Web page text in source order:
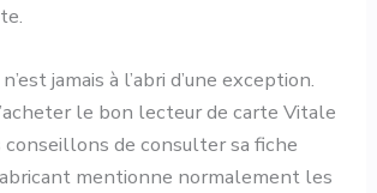
jamais à l’abri d’une exception.
le bon lecteur de carte Vitale
conseillons de consulter sa fiche
mentionne normalement les